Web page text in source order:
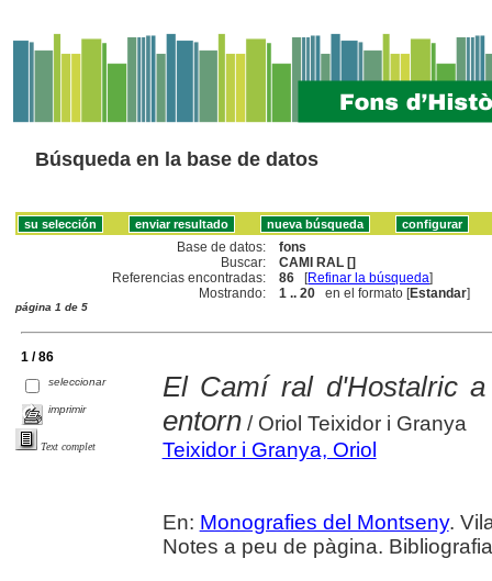
Búsqueda en la base de datos
Base de datos:
fons
Buscar:
CAMI RAL []
Referencias encontradas:
86 [Refinar la búsqueda]
Mostrando:
1 .. 20 en el formato [Estandar]
página 1 de 5
1 / 86
seleccionar
imprimir
Text complet
El Camí ral d'Hostalric
entorn/ Oriol Teixidor i Granya
Teixidor i Granya, Oriol
En: Monografies del Montseny.
Notes a peu de pàgina.